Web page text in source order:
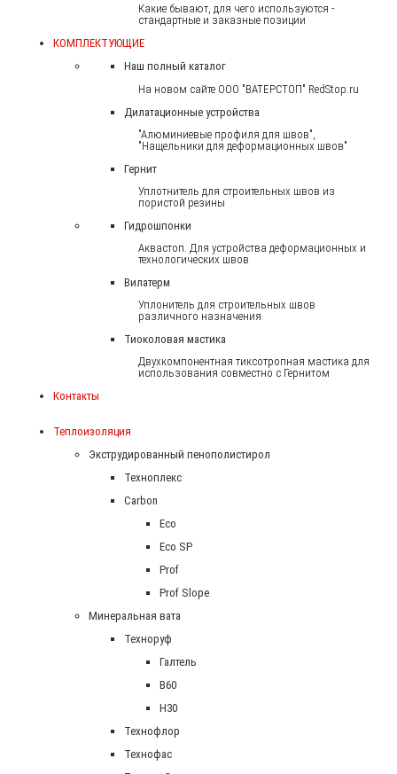
Какие бывают, для чего используются -
стандартные и заказные позиции
КОМПЛЕКТУЮЩИЕ
Наш полный каталог
На новом сайте ООО "ВАТЕРСТОП" RedStop.ru
Дилатационные устройства
"Алюминиевые профиля для швов",
"Нащельники для деформационных швов"
Гернит
Уплотнитель для строительных швов из
пористой резины
Гидрошпонки
Аквастоп. Для устройства деформационных и
технологических швов
Вилатерм
Уплонитель для строительных швов
различного назначения
Тиоколовая мастика
Двухкомпонентная тиксотропная мастика для
использования совместно с Гернитом
Контакты
Теплоизоляция
Экструдированный пенополистирол
Техноплекс
Carbon
Eco
Eco SP
Prof
Prof Slope
Минеральная вата
Техноруф
Галтель
В60
Н30
Технофлор
Технофас